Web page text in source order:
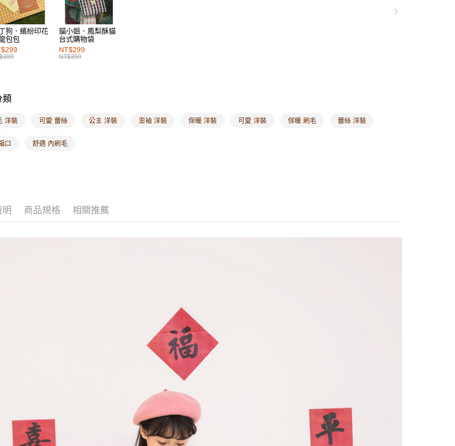
狗．繽紛印花
包包
貓小姐．鳳梨酥貓
台式購物袋
NT$299
NT$399
類
洋裝 可愛 蕾絲 公主 洋裝 澎袖 洋裝 保暖 洋裝 可愛 洋裝 保暖 刷毛 蕾絲 洋裝
口 舒適 內刷毛
明 商品規格 相關推薦